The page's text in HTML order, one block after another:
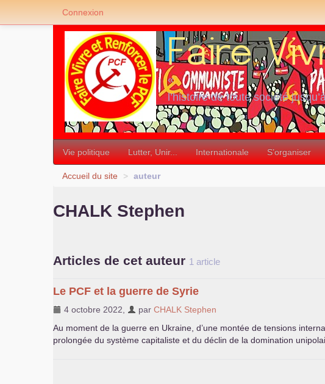
«
l’histoire de toute société
»
Vie politique Lutter, Unir... Internationale S’organiser
Accueil du site > auteur
CHALK Stephen
Articles de cet auteur 1 article
Le PCF et la guerre de Syrie
4 octobre 2022 par CHALK Stephen
Au moment de la guerre en Ukraine, d’une montée de tensions
prolongée du système capitaliste et du déclin de la domination
Connexion